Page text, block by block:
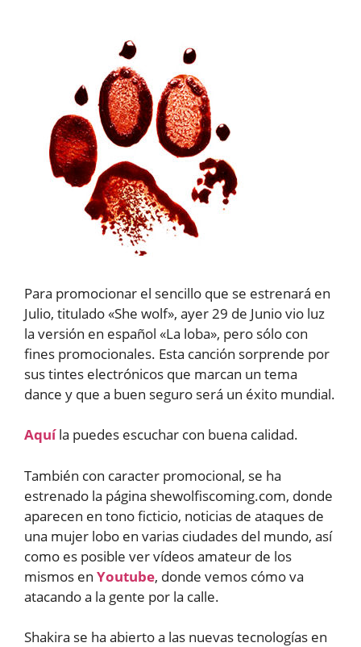
Para promocionar el sencillo que se estrenará en
Julio, titulado «She wolf», ayer 29 de Junio vio luz
la versión en español «La loba», pero sólo con
fines promocionales. Esta canción sorprende por
sus tintes electrónicos que marcan un tema
dance y que a buen seguro será un éxito mundial.
Aquíla puedes escuchar con buena calidad.
También con caracter promocional, se ha
estrenado la página shewolfiscoming.com, donde
aparecen en tono ficticio, noticias de ataques de
una mujer lobo en varias ciudades del mundo, así
como es posible ver vídeos amateur de los
mismos en Youtube, donde vemos cómo va
atacando a la gente por la calle.
Shakira se ha abierto a las nuevas tecnologías en